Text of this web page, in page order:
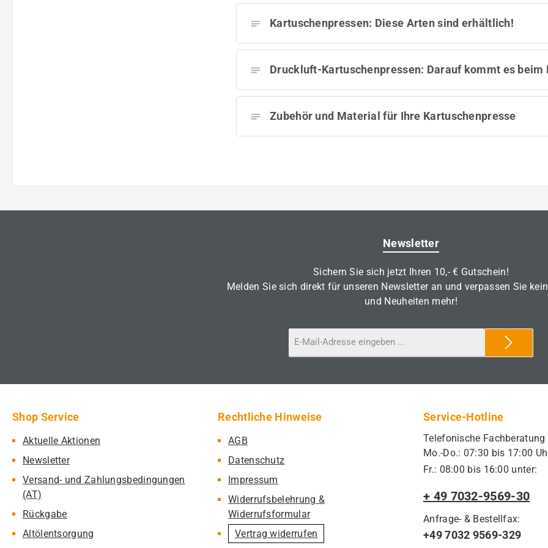
Kartuschenpressen: Diese Arten sind erhältlich!
Druckluft-Kartuschenpressen: Darauf kommt es beim
Zubehör und Material für Ihre Kartuschenpresse
Newsletter
Sichern Sie sich jetzt Ihren 10,- € Gutschein!
Melden Sie sich direkt für unseren Newsletter an und verpassen Sie
und Neuheiten mehr!
Service-Hotline
Telefonische Fachberatung
Mo.-Do.: 07:30 bis 17:00
Fr.: 08:00 bis 16:00 unter:
+ 49 7032-9569-30
Anfrage- & Bestellfax:
+49 7032 9569-329
Shop Service
Aktuelle Aktionen
Newsletter
Versand- und Zahlungsbedingungen
(AT)
Rückgabe
Altölentsorgung
Rechtliche Hinweise
AGB
Datenschutz
Impressum
Widerrufsbelehrung &
Widerrufsformular
Vertrag widerrufen